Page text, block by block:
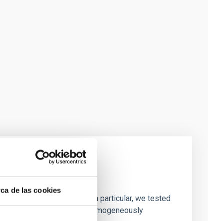
de las cookies
of simulated galaxies. In particular, we tested
profiles. Methods. We homogeneously